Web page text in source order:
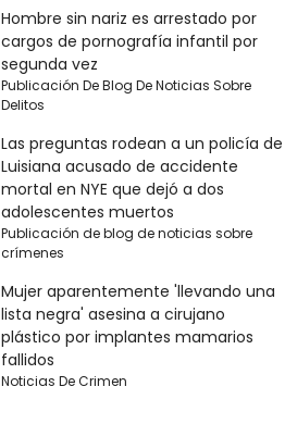
Hombre sin nariz es arrestado por
cargos de pornografía infantil por
segunda vez
Publicación De Blog De Noticias Sobre
Delitos
Las preguntas rodean a un policía de
Luisiana acusado de accidente
mortal en NYE que dejó a dos
adolescentes muertos
Publicación de blog de noticias sobre
crímenes
Mujer aparentemente 'llevando una
lista negra' asesina a cirujano
plástico por implantes mamarios
fallidos
Noticias De Crimen